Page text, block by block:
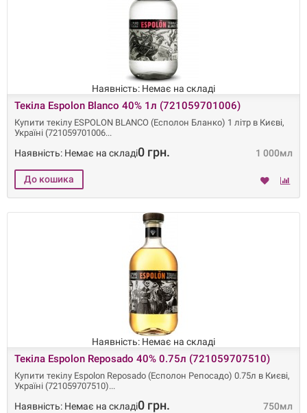
Наявність: Немає на складі
Текіла Espolon Blanco 40% 1л (721059701006)
Купити текілу ESPOLON BLANCO (Есполон Бланко) 1 літр в Києві,
Україні (721059701006
1 000мл
Наявність: Немає на складі0 грн.
Наявність: Немає на складі
Текіла Espolon Reposado 40% 0.75л (721059707510)
Купити текілу Espolon Reposado (Есполон Репосадо) 0.75л в Києві,
Україні (721059707510)
750мл
Наявність: Немає на складі0 грн.